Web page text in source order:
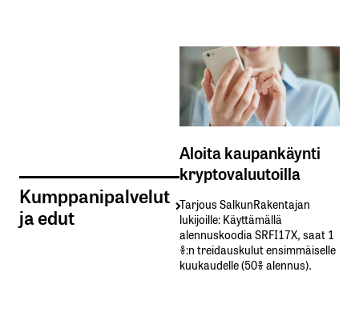
Kumppanipalvelut
ja edut
Aloita kaupankäynti
kryptovaluutoilla
Tarjous SalkunRakentajan
lukijoille: Käyttämällä​ ​
alennuskoodia​ ​SRFI17X,​ ​saat​ ​1
%:n treidauskulut​ ​ensimmäiselle​ ​
kuukaudelle​ ​(50%​ ​alennus).